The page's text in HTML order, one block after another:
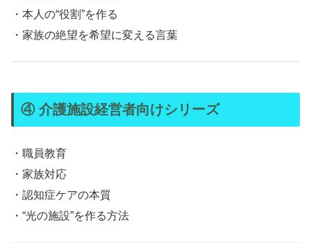
・本人の“役割”を作る
・家族の絶望を希望に変える言葉
④ 介護施設経営者向けシリーズ
・職員教育
・家族対応
・認知症ケアの本質
・“光の施設”を作る方法